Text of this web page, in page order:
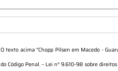
O texto acima "Chopp Pilsen em Macedo -
do Código Penal. – Lei n° 9.610-98 sobre